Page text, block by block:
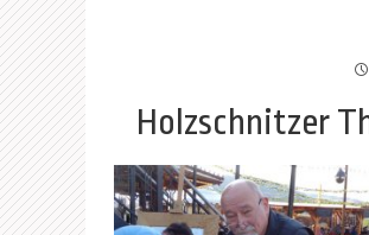
Holzschnitzer